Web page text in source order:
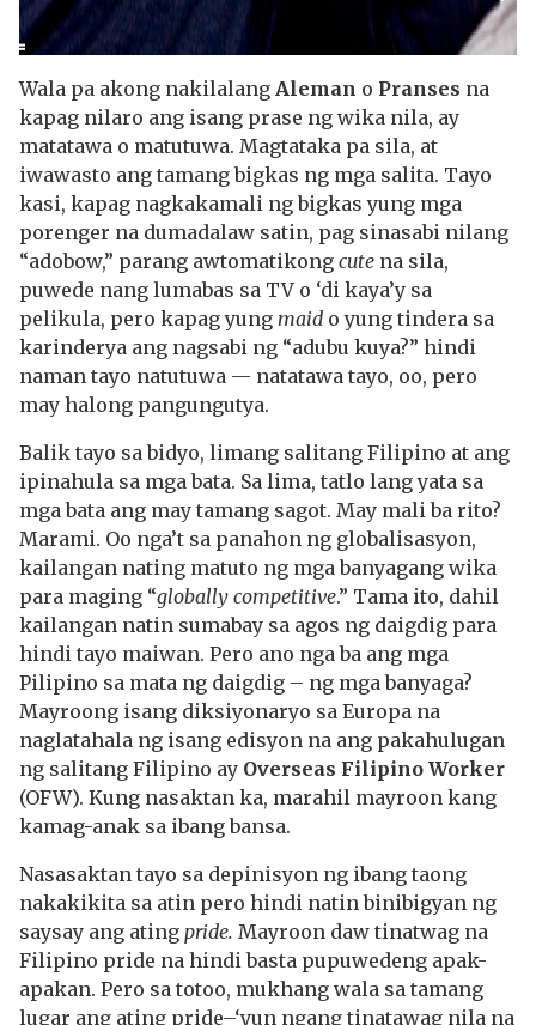
Wala pa akong nakilalang Aleman o Pranses na
kapag nilaro ang isang prase ng wika nila, ay
matatawa o matutuwa. Magtataka pa sila, at
iwawasto ang tamang bigkas ng mga salita. Tayo
kasi, kapag nagkakamali ng bigkas yung mga
porenger na dumadalaw satin, pag sinasabi nilang
“adobow,” parang awtomatikong cute na sila,
puwede nang lumabas sa TV o ‘di kaya’y sa
pelikula, pero kapag yung maid o yung tindera sa
karinderya ang nagsabi ng “adubu kuya?” hindi
naman tayo natutuwa — natatawa tayo, oo, pero
may halong pangungutya.
Balik tayo sa bidyo, limang salitang Filipino at ang
ipinahula sa mga bata. Sa lima, tatlo lang yata sa
mga bata ang may tamang sagot. May mali ba rito?
Marami. Oo nga’t sa panahon ng globalisasyon,
kailangan nating matuto ng mga banyagang wika
para maging “globally competitive.” Tama ito, dahil
kailangan natin sumabay sa agos ng daigdig para
hindi tayo maiwan. Pero ano nga ba ang mga
Pilipino sa mata ng daigdig – ng mga banyaga?
Mayroong isang diksiyonaryo sa Europa na
naglatahala ng isang edisyon na ang pakahulugan
ng salitang Filipino ay Overseas Filipino Worker
(OFW). Kung nasaktan ka, marahil mayroon kang
kamag-anak sa ibang bansa.
Nasasaktan tayo sa depinisyon ng ibang taong
nakakikita sa atin pero hindi natin binibigyan ng
saysay ang ating pride. Mayroon daw tinatwag na
Filipino pride na hindi basta pupuwedeng apak-
apakan. Pero sa totoo, mukhang wala sa tamang
lugar ang ating pride–‘yun ngang tinatawag nila na